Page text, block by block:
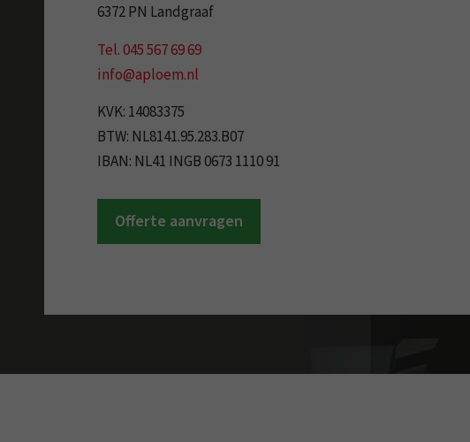
6372 PN Landgraaf
Tel. 045 567 69 69
info@aploem.nl
KVK: 14083375
BTW: NL8141.95.283.B07
IBAN: NL41 INGB 0673 1110 91
Offerte aanvragen